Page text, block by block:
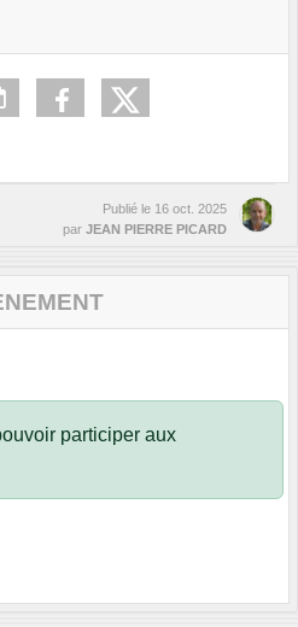
Publié le 16 oct. 2025
par JEAN PIERRE PICARD
participer aux